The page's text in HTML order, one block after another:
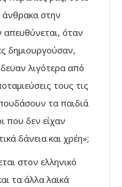
άνθρακα στην
όταν
δημιουργούσαν,
λιγότερα από
τους τις
τα παιδιά
που δεν είχαν
δάνεια και χρέη»;
στον ελληνικό
τα άλλα λαϊκά